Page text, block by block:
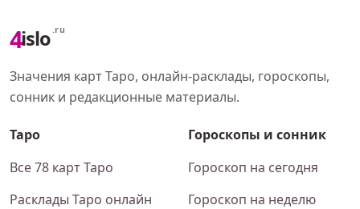
4islo .ru
Значения карт Таро, онлайн-расклады, гороскопы,
сонник и редакционные материалы.
Таро
Все 78 карт Таро
Расклады Таро онлайн
Гороскопы и сонник
Гороскоп на сегодня
Гороскоп на неделю